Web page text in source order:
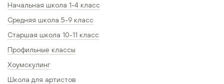
Начальная школа 1-4 класс
Средняя школа 5-9 класс
Старшая школа 10-11 класс
Профильные классы
Хоумскулинг
Школа для артистов